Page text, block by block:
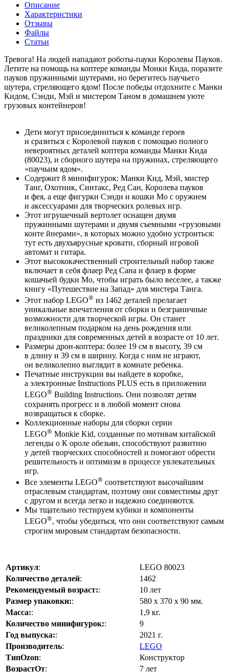
Описание
Характеристики
Отзывы
Файлы
Статьи
Тревога! На людей нападают роботы-пауки Королевы Пауков.
Летите на помощь на коптере команды Монки Кида, поразите
пауков пружинными шутерами, но берегитесь паучьего
шутера, стреляющего ядом! После победы отдохните с Манки
Кидом, Сэнди, Мэй и мистером Таном в домашнем уюте
грузовых контейнеров!
Дети могут присоединиться к команде героев
и сразиться с Королевой пауков с помощью полного
невероятных деталей коптера команды Манки Кида
(80023), и сборного шутера на пружинах, стреляющего
«паучьим ядом».
Содержит 8 минифигурок: Манки Кид, Мэй, мистер
Танг, Охотник, Синтакс, Ред Сан, Королева пауков
и фея, а еще фигурки Сэнди и кошки Мо с оружием
и аксессуарами для творческих ролевых игр.
Этот игрушечный вертолет оснащен двумя
пружинными шутерами и двумя съемными «грузовыми
конте йнерами», в которых можно удобно устроиться:
тут есть двухъярусные кровати, сборный игровой
автомат и гитара.
Этот высококачественный строительный набор также
включает в себя флаер Ред Сана и флаер в форме
кошачьей будки Мо, чтобы играть было веселее, а также
книгу «Путешествие на Запад» для мистера Танга.
Этот набор LEGO® из 1462 деталей прелагает
уникальные впечатления от сборки и безграничные
возможности для творческой игры. Он станет
великолепным подарком на день рождения или
праздники для современных детей в возрасте от 10 лет.
Размеры дрон-коптера: более 19 см в высоту, 39 см
в длину и 39 см в ширину. Когда с ним не играют,
он великолепно выглядит в комнате ребенка.
Печатные инструкции вы найдете в коробке,
а электронные Instructions PLUS есть в приложении
LEGO® Building Instructions. Они позволят детям
сохранять прогресс и в любой момент снова
возвращаться к сборке.
Коллекционные наборы для сборки серии
LEGO® Monkie Kid, созданные по мотивам китайской
легенды о К ороле обезьян, способствуют развитию
у детей творческих способностей и помогают обрести
решительность и оптимизм в процессе увлекательных
игр.
Все элементы LEGO® соответствуют высочайшим
отраслевым стандартам, поэтому они совместимы друг
с другом и всегда легко и надежно соединяются.
Мы тщательно тестируем кубики и компоненты
LEGO®, чтобы убедиться, что они соответствуют самым
строгим мировым стандартам безопасности.
Артикул:
LEGO 80023
Количество деталей:
1462
Рекомендуемый возраст::
10 лет
Размер упаковки::
580 х 370 х 90 мм.
Масса::
1,9 кг.
Количество минифигурок::
9
Год выпуска::
2021 г.
Производитель:
LEGO
ТипOzon:
Конструктор
ВозрастОт: 7 лет